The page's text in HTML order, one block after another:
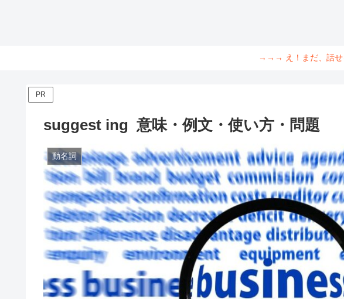
→→→ え！まだ、話せ
PR
suggest ing 意味・例文・使い方・問題
動名詞